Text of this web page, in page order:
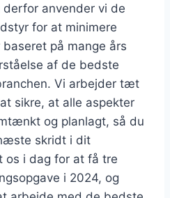
anvender vi de
for at minimere
på mange års
af de bedste
Vi arbejder tæt
sikre, at alle aspekter
og planlagt, så du
skridt i dit
os i dag for at få tre
i 2024, og